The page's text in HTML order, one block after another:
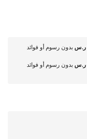
بدون رسوم أو فوائد
بدون رسوم أو فوائد